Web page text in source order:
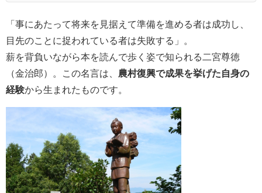
「事にあたって将来を見据えて準備を進める者は成功し、
目先のことに捉われている者は失敗する」。
薪を背負いながら本を読んで歩く姿で知られる二宮尊徳
（金治郎）。この名言は、
農村復興で成果を挙げた自身の
経験から生まれたものです。